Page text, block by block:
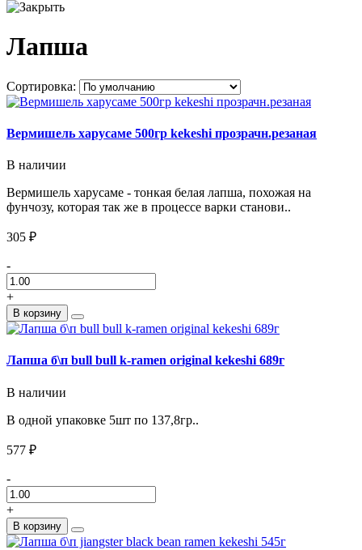
Лапша
Сортировка:
Вермишель харусаме 500гр kekeshi прозрачн.резаная
В наличии
Вермишель харусаме - тонкая белая лапша, похожая на
фунчозу, которая так же в процессе варки станови..
305 ₽
-
+
В корзину
Лапша б\п bull bull k-ramen original kekeshi 689г
В наличии
В одной упаковке 5шт по 137,8гр..
577 ₽
-
+
В корзину